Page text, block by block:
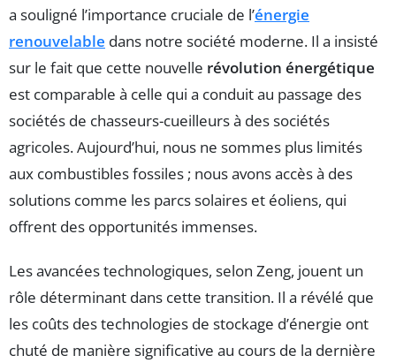
a souligné l’importance cruciale de l’énergie
renouvelable dans notre société moderne. Il a insisté
sur le fait que cette nouvelle révolution énergétique
est comparable à celle qui a conduit au passage des
sociétés de chasseurs-cueilleurs à des sociétés
agricoles. Aujourd’hui, nous ne sommes plus limités
aux combustibles fossiles ; nous avons accès à des
solutions comme les parcs solaires et éoliens, qui
offrent des opportunités immenses.
Les avancées technologiques, selon Zeng, jouent un
rôle déterminant dans cette transition. Il a révélé que
les coûts des technologies de stockage d’énergie ont
chuté de manière significative au cours de la dernière